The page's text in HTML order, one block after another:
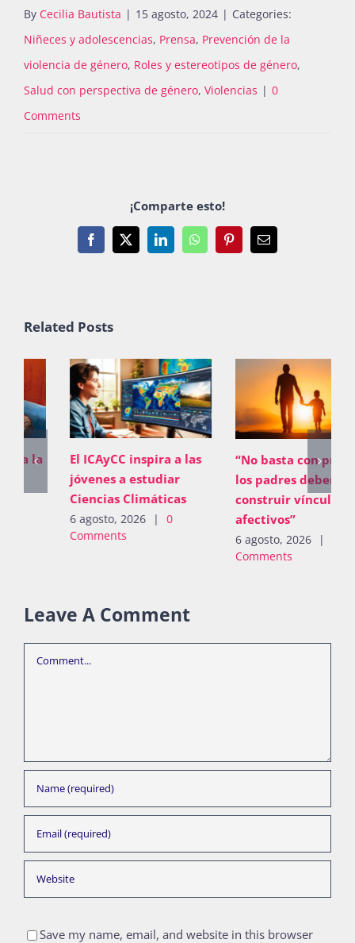
By Cecilia Bautista | 15 agosto, 2024 | Categories:
Niñeces y adolescencias, Prensa, Prevención de la
violencia de género, Roles y estereotipos de género,
Salud con perspectiva de género, Violencias | 0
Comments
¡Comparte esto!
Facebook
X LinkedInWhatsAppPinterestEmail
Related Posts
El ICAyCC inspira a las
jóvenes a estudiar
Ciencias Climáticas
6 agosto, 2026 | 0
Comments
“No basta con proveer;
los padres deben
construir vínculos
afectivos”
6 agosto, 2026 | 0
Comments
Leave A Comment
Comment
Save my name, email, and website in this browser